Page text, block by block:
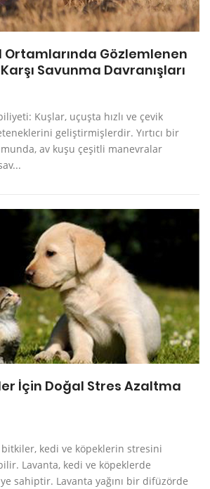
Ortamlarında Gözlemlenen
Karşı Savunma Davranışları
Kuşlar, uçuşta hızlı ve çevik
geliştirmişlerdir. Yırtıcı bir
av kuşu çeşitli manevralar
İçin Doğal Stres Azaltma
kedi ve köpeklerin stresini
Lavanta, kedi ve köpeklerde
sahiptir. Lavanta yağını bir difüzörde